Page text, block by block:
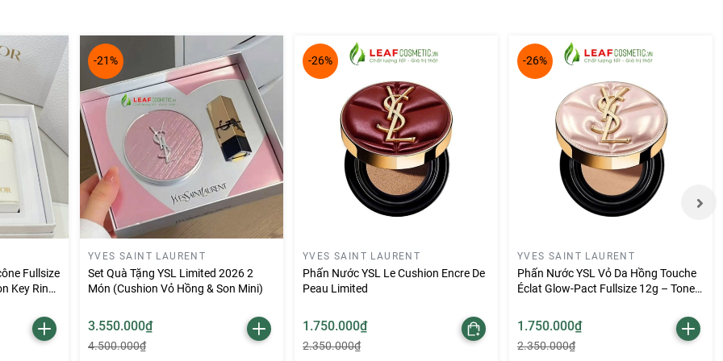
vùng mắt và môi.
phẩm dưỡng da tốt, có chứa các thành phần có lợi cho da như
và mịn màng hơn, đồng thời các vết thâm nám và tàn nhang cũng
cảm hoặc da dầu, có thể gây kích ứng và tăng tiết dầu. Ngoài ra,
trên thị trường.
phẩm tốt cho những ai có làn da khô và bị tối màu, tuy nhiên cần phải
da dầu.
Fullsize
Key Ring
-21%
YVES SAINT LAURENT
Set Quà Tặng YSL Limited 2026 2
Món (Cushion Vỏ Hồng & Son Mini)
3.550.000₫
4.500.000₫
-26%
YVES SAINT LAURENT
Phấn Nước YSL Le Cushion Encre De
Peau Limited
1.750.000₫
2.350.000₫
-26%
YVES SAINT LAURENT
Phấn Nước YSL Vỏ Da Hồng Touche
Éclat Glow-Pact Fullsize 12g – Tone
1.750.000₫
2.350.000₫